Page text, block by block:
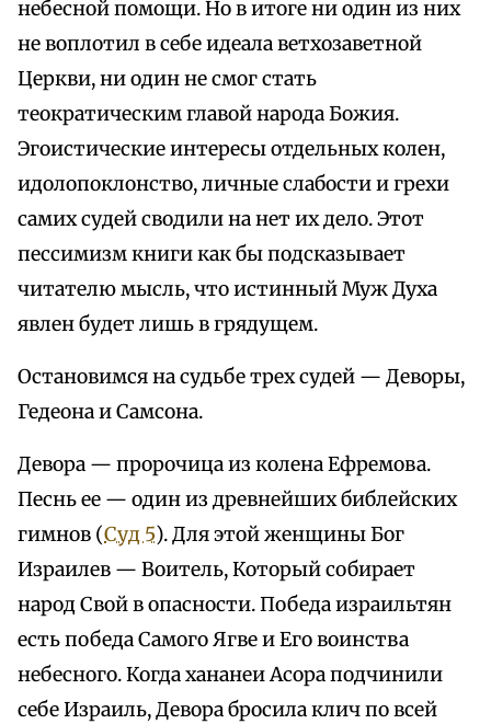
небесной помощи. Но в итоге ни один из них
не воплотил в себе идеала ветхозаветной
Церкви, ни один не смог стать
теократическим главой народа Божия.
Эгоистические интересы отдельных колен,
идолопоклонство, личные слабости и грехи
самих судей сводили на нет их дело. Этот
пессимизм книги как бы подсказывает
читателю мысль, что истинный Муж Духа
явлен будет лишь в грядущем.
Остановимся на судьбе трех судей — Деворы,
Гедеона и Самсона.
Девора — пророчица из колена Ефремова.
Песнь ее — один из древнейших библейских
гимнов (Суд 5). Для этой женщины Бог
Израилев — Воитель, Который собирает
народ Свой в опасности. Победа израильтян
есть победа Самого Ягве и Его воинства
небесного. Когда хананеи Асора подчинили
себе Израиль, Девора бросила клич по всей